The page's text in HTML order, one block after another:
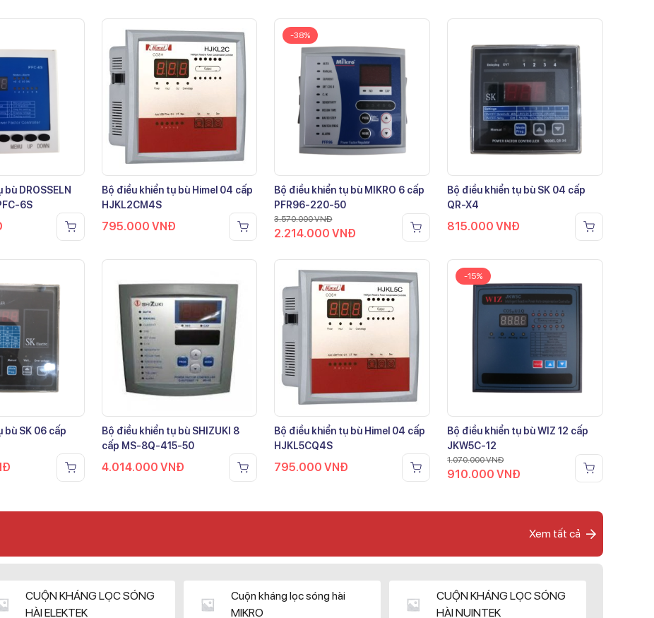
DROSSELN
6S
Bộ điều khiển tụ bù Himel 04 cấp
HJKL2CM4S
795.000 VNĐ
-38%
Bộ điều khiển tụ bù MIKRO 6 cấp
PFR96-220-50
3.570.000VNĐ
2.214.000VNĐ
Bộ điều khiển tụ bù SK 04 cấp
QR-X4
815.000VNĐ
bù SK 06 cấp
Bộ điều khiển tụ bù SHIZUKI 8
cấp MS-8Q-415-50
4.014.000 VNĐ
Bộ điều khiển tụ bù Himel 04 cấp
HJKL5CQ4S
795.000VNĐ
-15%
Bộ điều khiển tụ bù WIZ 12 cấp
JKW5C-12
1.070.000VNĐ
910.000VNĐ
Xem tất cả
CUỘN KHÁNG LỌC SÓNG
HÀI ELEKTEK
Cuộn kháng lọc sóng hài
MIKRO
CUỘN KHÁNG LỌC SÓNG
HÀI NUINTEK